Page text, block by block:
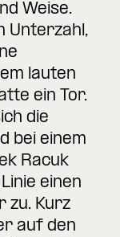
Weise.
Unterzahl,
lauten
ein Tor.
die
bei einem
Racuk
einen
zu. Kurz
auf den